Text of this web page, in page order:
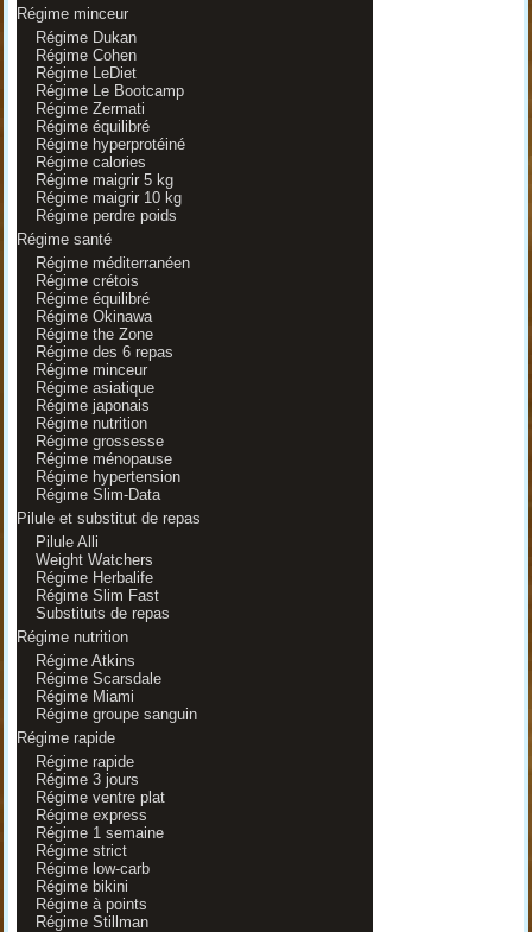
Régime minceur
Régime Dukan
Régime Cohen
Régime LeDiet
Régime Le Bootcamp
Régime Zermati
Régime équilibré
Régime hyperprotéiné
Régime calories
Régime maigrir 5 kg
Régime maigrir 10 kg
Régime perdre poids
Régime santé
Régime méditerranéen
Régime crétois
Régime équilibré
Régime Okinawa
Régime the Zone
Régime des 6 repas
Régime minceur
Régime asiatique
Régime japonais
Régime nutrition
Régime grossesse
Régime ménopause
Régime hypertension
Régime Slim-Data
Pilule et substitut de repas
Pilule Alli
Weight Watchers
Régime Herbalife
Régime Slim Fast
Substituts de repas
Régime nutrition
Régime Atkins
Régime Scarsdale
Régime Miami
Régime groupe sanguin
Régime rapide
Régime rapide
Régime 3 jours
Régime ventre plat
Régime express
Régime 1 semaine
Régime strict
Régime low-carb
Régime bikini
Régime à points
Régime Stillman